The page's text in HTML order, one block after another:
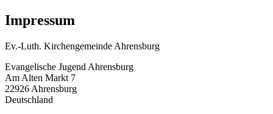
Impressum
Ev.-Luth. Kirchengemeinde Ahrensburg
Evangelische Jugend Ahrensburg
Am Alten Markt 7
22926 Ahrensburg
Deutschland